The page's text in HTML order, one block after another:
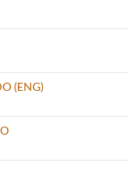
(ENG)